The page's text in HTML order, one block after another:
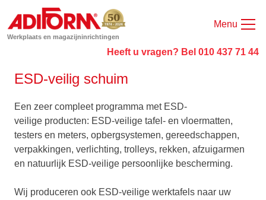
Werkplaats en magazijninrichtingen
Menu
Heeft u vragen? Bel 010 437 71 44
ESD-veilig schuim
Een zeer compleet programma met ESD-
veilige producten: ESD-veilige tafel- en vloermatten,
testers en meters, opbergsystemen, gereedschappen,
verpakkingen, verlichting, trolleys, rekken, afzuigarmen
en natuurlijk ESD-veilige persoonlijke bescherming.
Wij produceren ook ESD-veilige werktafels naar uw